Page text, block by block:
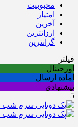
محبوبیت
امتیاز
آخرین
ارزانترین
گرانترین
فیلتر
اورجینال
آماده ارسال
پیشنهادی
5